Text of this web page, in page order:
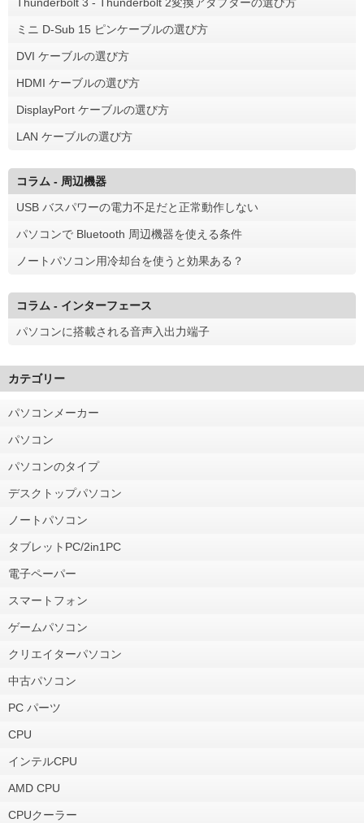
ミニ D-Sub 15 ピンケーブルの選び方
DVI ケーブルの選び方
HDMI ケーブルの選び方
DisplayPort ケーブルの選び方
LAN ケーブルの選び方
コラム - 周辺機器
USB バスパワーの電力不足だと正常動作しない
パソコンで Bluetooth 周辺機器を使える条件
ノートパソコン用冷却台を使うと効果ある？
コラム - インターフェース
パソコンに搭載される音声入出力端子
カテゴリー
パソコンメーカー
パソコン
パソコンのタイプ
デスクトップパソコン
ノートパソコン
タブレットPC/2in1PC
電子ペーパー
スマートフォン
ゲームパソコン
クリエイターパソコン
中古パソコン
PC パーツ
CPU
インテルCPU
AMD CPU
CPUクーラー